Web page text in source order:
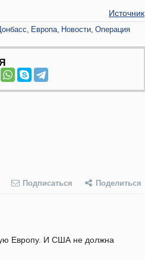
Источник
Европа Новости Операция
Подписаться Поделиться
Европу. И США не должна